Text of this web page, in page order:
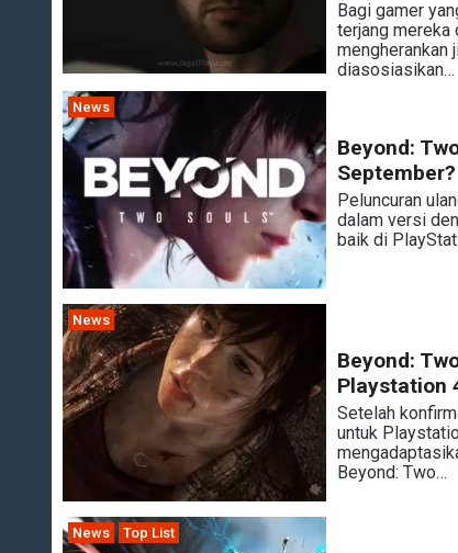
Bagi gamer
terjang mereka
mengherankan
diasosiasikan…
News
Beyond:
September?
Peluncuran
dalam versi
baik di
News
Beyond:
Playstation
Setelah
untuk
Beyond: Two…
News Top List